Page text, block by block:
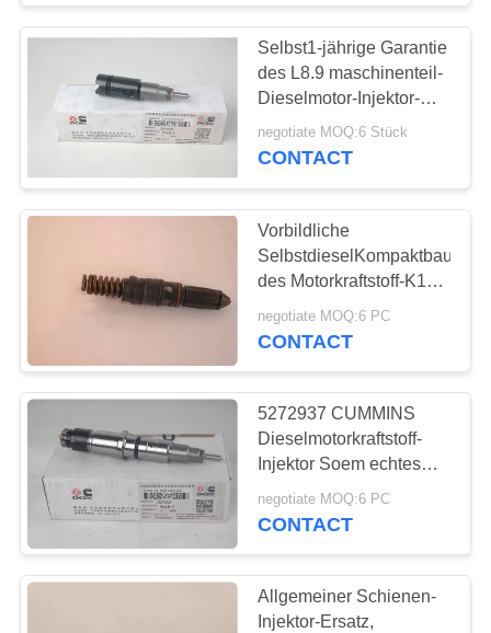
17
Dieselmotorkurbelwelle
25
Dieselmotor
Turbolader
Selbst1-jährige Garantie
des L8.9 maschinenteil-
Dieselmotor-Injektor-
3975929
negotiate MOQ:6 Stück
CONTACT
Vorbildliche
des Motorkraftstoff-K19
des Injektor-3022197
negotiate MOQ:6 PC
CONTACT
5272937 CUMMINS
Dieselmotorkraftstoff-
Injektor Soem echtes
Standardverpacken
negotiate MOQ:6 PC
CONTACT
Allgemeiner Schienen-
Injektor-Ersatz,